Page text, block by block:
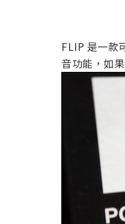
FLIP 是一款
音功能，如